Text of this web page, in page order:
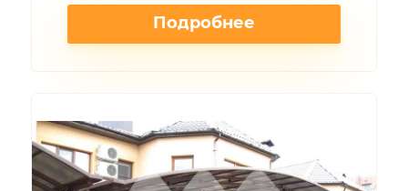
Подробнее